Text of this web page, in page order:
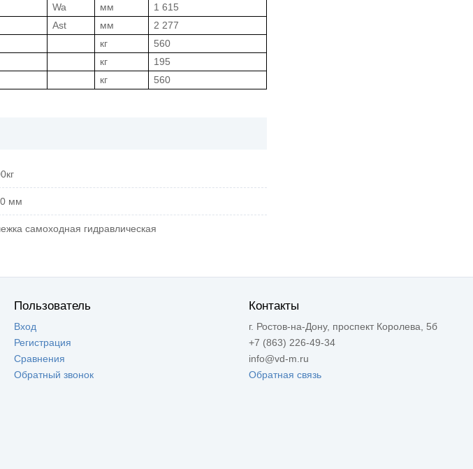
Wa мм
1 615
Ast мм
2 277
кг
560
кг
195
кг 560
мм
самоходная гидравлическая
Пользователь
Вход
Регистрация
Сравнения
Обратный звонок
Контакты
г. Ростов-на-Дону, проспект Королева, 5б
+7 (863) 226-49-34
info@vd-m.ru
Обратная связь